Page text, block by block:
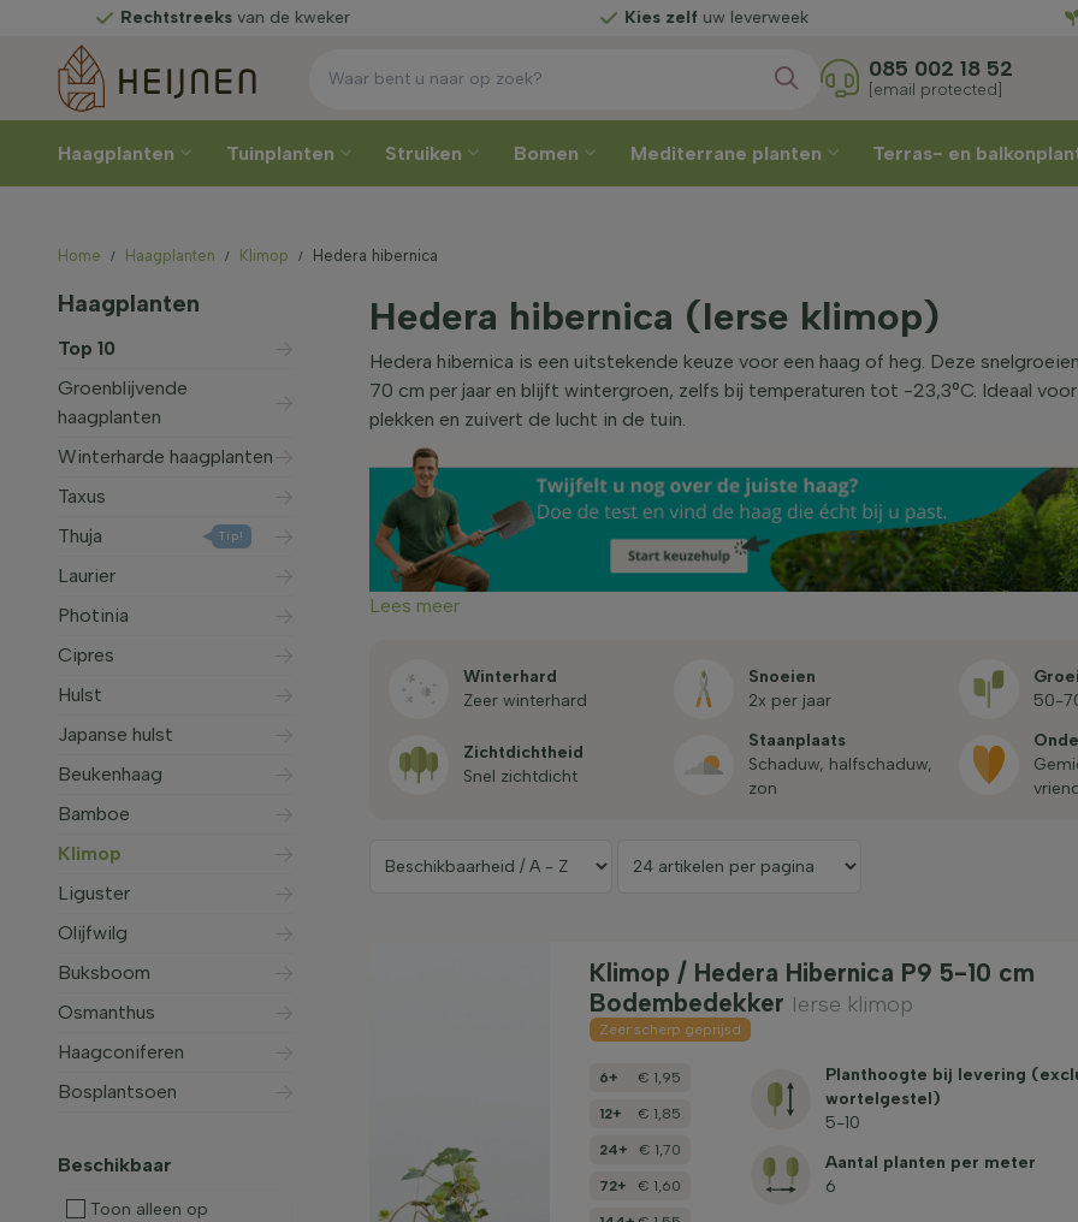
Rechtstreeksvan de kweker uw leverweek
085 002 18 52
[email protected]
Haagplanten Tuinplanten Struiken Bomen Mediterrane planten Terras- en
Home Haagplanten Klimop Hedera hibernica
Haagplanten
Top 10
Groenblijvende
haagplanten
Winterharde haagplanten
Taxus
Thuja
Tip!
Laurier
Photinia
Cipres
Hulst
Japanse hulst
Beukenhaag
Bamboe
Klimop
Liguster
Olijfwilg
Buksboom
Osmanthus
Haagconiferen
Bosplantsoen
Beschikbaar
Toon alleen op
Hedera hibernica (Ierse klimop)
Hedera hibernica is een uitstekende keuze voor een haag of heg. Deze
70 cm per jaar en blijft wintergroen, zelfs bij temperaturen tot -23,3°C. Ideaal
plekken en zuivert de lucht in de tuin.
Lees meer
Winterhard
zeer winterhard
Snoeien
2x per jaar
50-
Zicht­dichtheid
snel zichtdicht
Staan­plaats
schaduw, halfschaduw,
zon
gemiddeld onderhouds­
Klimop / Hedera Hibernica P9 5-10 cm
Bodembedekker Ierse klimop
Zeer scherp geprijsd
6+ € 1,95
12+ € 1,85
24+ € 1,70
72+ € 1,60
Planthoogte bij levering
wortelgestel)
5-10
Aantal planten per meter
6